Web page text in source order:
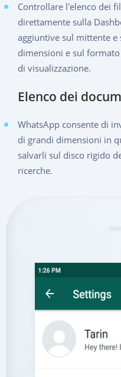
Controllare l'elenco dei
direttamente sulla
aggiuntive sul mittente
dimensioni e sul
di visualizzazione.
Elenco dei
WhatsApp consente di
di grandi dimensioni in
salvarli sul disco rigido
ricerche.